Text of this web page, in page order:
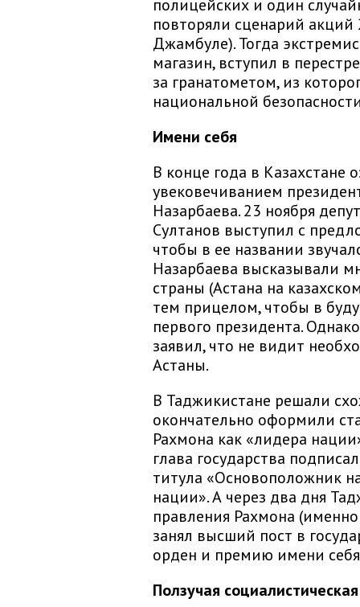
полицейских и один
повторяли сценарий
Джамбуле). Тогда
магазин, вступил в
за гранатометом, из
национальной
Имени себя
В конце года в
увековечиванием
Назарбаева. 23 ноября
Султанов выступил с
чтобы в ее названии
Назарбаева высказывали
страны (Астана на
тем прицелом, чтобы в
первого президента.
заявил, что не видит
Астаны.
В Таджикистане решали
окончательно оформили
Рахмона как «лидера
глава государства
титула «Основоположник
нации». А через два дня
правления Рахмона
занял высший пост в
орден и премию имени
Ползучая